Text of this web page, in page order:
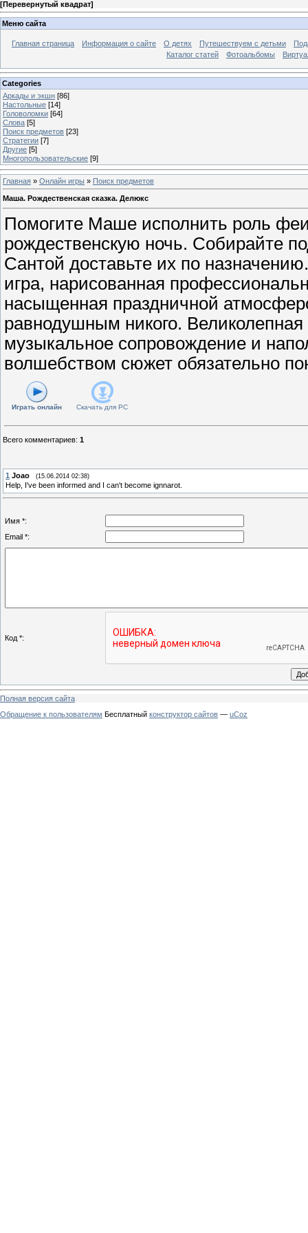
[Перевернутый квадрат]
Меню сайта
Главная страница Информация о сайте О детях Путешествуем с детьми
Каталог статей
Фотоальбомы
Categories
Аркады и экшн [86]
Настольные [14]
Головоломки [64]
Слова [5]
Поиск предметов [23]
Стратегии [7]
Другие [5]
Многопользовательские [9]
Главная » Онлайн игры » Поиск предметов
Маша. Рождественская сказка. Делюкс
Помогите Маше исполнить роль
рождественскую ночь. Собирайте
Сантой доставьте их по
игра, нарисованная
насыщенная праздничной
равнодушным никого.
музыкальное сопровождение и
волшебством сюжет обязательно
Играть онлайн Скачать для PC
Всего комментариев: 1
1 Joao (15.06.2014 02:38)
Help, I've been informed and I can't become ignnarot.
Имя *:
Email *:
Код *:
Полная версия сайта
Обращение к пользователям Бесплатный конструктор сайтов — uCoz